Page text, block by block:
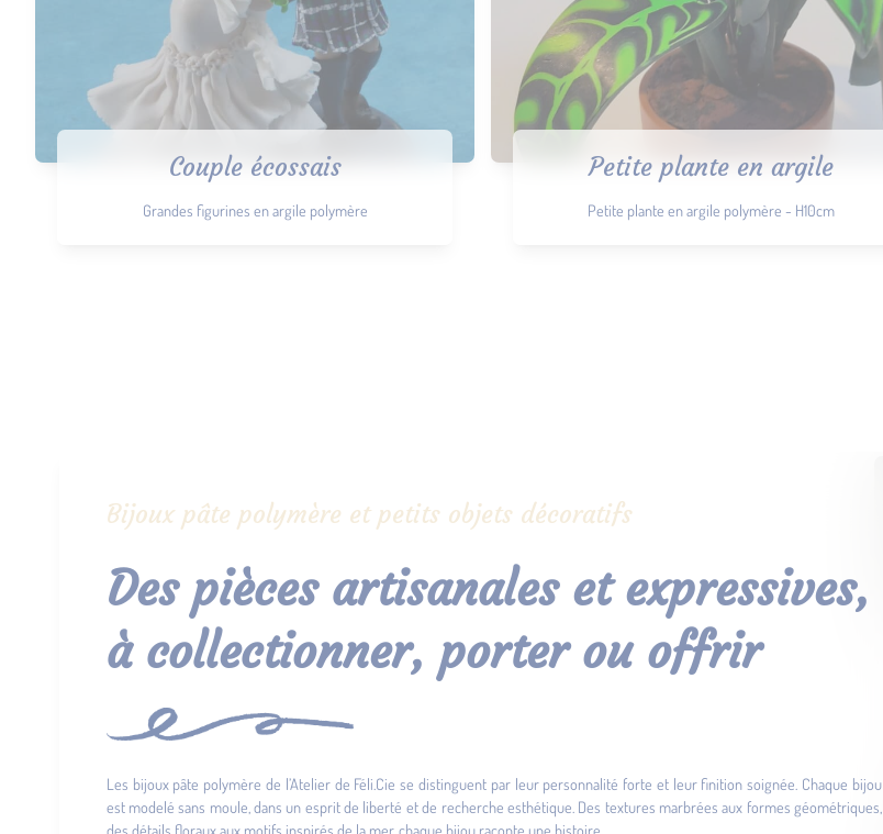
Couple écossais
Grandes figurines en argile polymère
Petite plante en argile
Petite plante en argile polymère - H10cm
Bijoux pâte polymère et petits objets décoratifs
Des pièces artisanales et expressives,
à collectionner, porter ou offrir
Les bijoux pâte polymère de l’Atelier de Féli.Cie se distinguent par leur personnalité forte et leur finition soignée. Chaque bijou
est modelé sans moule, dans un esprit de liberté et de recherche esthétique. Des textures marbrées aux formes géométriques,
des détails floraux aux motifs inspirés de la mer, chaque bijou raconte une histoire.